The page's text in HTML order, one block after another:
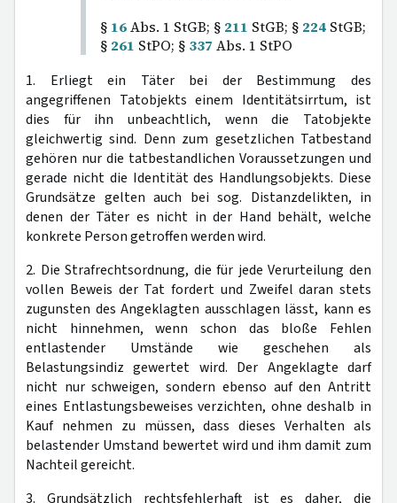
§ 16Abs. 1 StGB; § 211 StGB; § 224 StGB;
§ 261 StPO; § 337 Abs. 1 StPO
1. Erliegt ein Täter bei der Bestimmung des
angegriffenen Tatobjekts einem Identitätsirrtum, ist
dies für ihn unbeachtlich, wenn die Tatobjekte
gleichwertig sind. Denn zum gesetzlichen Tatbestand
gehören nur die tatbestandlichen Voraussetzungen und
gerade nicht die Identität des Handlungsobjekts. Diese
Grundsätze gelten auch bei sog. Distanzdelikten, in
denen der Täter es nicht in der Hand behält, welche
konkrete Person getroffen werden wird.
2. Die Strafrechtsordnung, die für jede Verurteilung den
vollen Beweis der Tat fordert und Zweifel daran stets
zugunsten des Angeklagten ausschlagen lässt, kann es
nicht hinnehmen, wenn schon das bloße Fehlen
entlastender Umstände wie geschehen als
Belastungsindiz gewertet wird. Der Angeklagte darf
nicht nur schweigen, sondern ebenso auf den Antritt
eines Entlastungsbeweises verzichten, ohne deshalb in
Kauf nehmen zu müssen, dass dieses Verhalten als
belastender Umstand bewertet wird und ihm damit zum
Nachteil gereicht.
3. Grundsätzlich rechtsfehlerhaft ist es daher, die